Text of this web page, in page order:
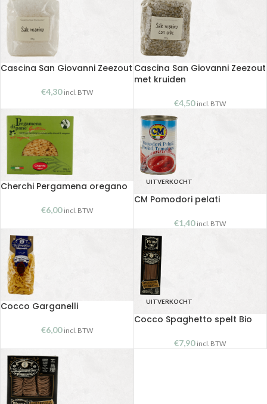
Cascina San Giovanni Zeezout
€4,30 incl. BTW
Cascina San Giovanni Zeezout
met kruiden
€4,50 incl. BTW
Cherchi Pergamena oregano
€6,00 incl. BTW
UITVERKOCHT
CM Pomodori pelati
€1,40 incl. BTW
Cocco Garganelli
€6,00 incl. BTW
UITVERKOCHT
Cocco Spaghetto spelt Bio
€7,90 incl. BTW